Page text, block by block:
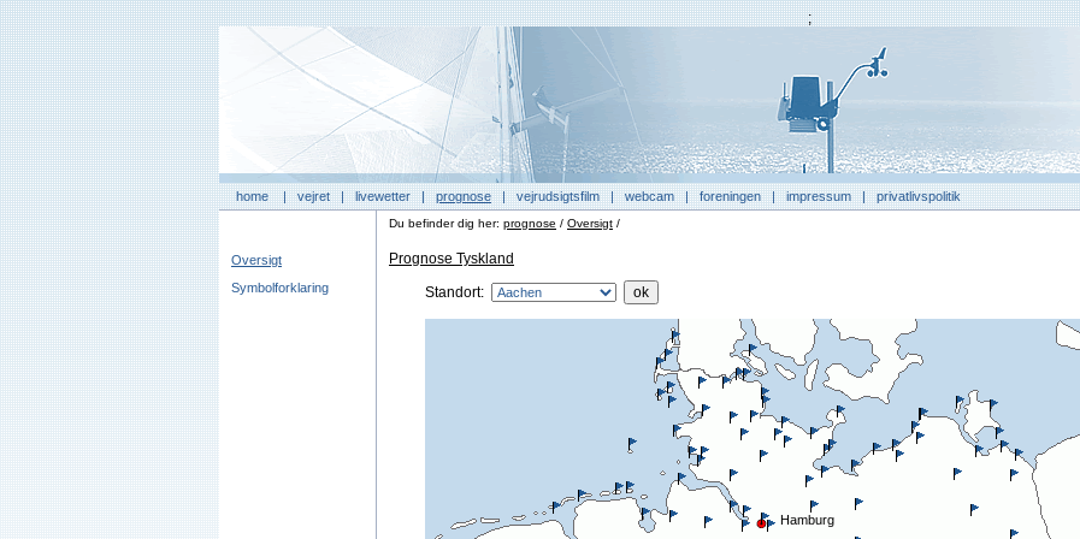
;
home|vejret|livewetter|prognose|vejrudsigtsfilm|webcam|foreningen|impressum|privatlivspolitik
Oversigt
Symbolforklaring
Du befinder dig her: prognose / Oversigt /
Prognose Tyskland
Standort:
Hamburg